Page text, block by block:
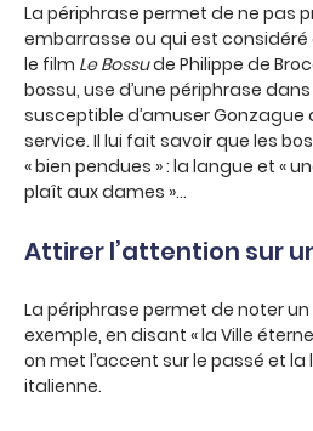
La périphrase permet de ne pas
embarrasse ou qui est
le film Le Bossude Philippe de
bossu, use d’une périphrase
susceptible d’amuser Gonzague
service. Il lui fait savoir que les
« bien pendues » : la langue et «
plaît aux dames »…
Attirer l’attention sur
La périphrase permet de noter
exemple, en disant « la Ville
on met l’accent sur le passé et
italienne.